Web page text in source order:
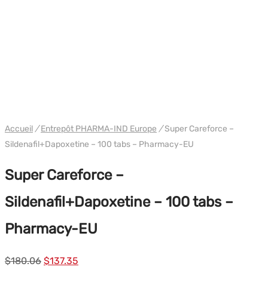
Accueil / Entrepôt PHARMA-IND Europe /Super Careforce –
Sildenafil+Dapoxetine – 100 tabs – Pharmacy-EU
Super Careforce –
Sildenafil+Dapoxetine – 100 tabs –
Pharmacy-EU
$180.06 Le
$137.35